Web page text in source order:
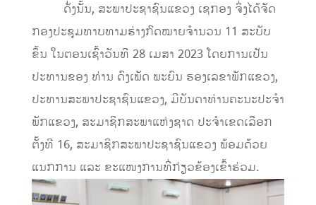
ດັ່ງນັ້ນ, ສະພາປະຊາຊົນແຂວງ ເຊກອງ ຈິ່ງໄດ້ຈັດ
ກອງປະຊຸມທາບທາມຮ່າງກົດໝາຍຈໍານວນ 11 ສະບັບ
ຂຶ້ນ ໃນຕອນເຊົ້າວັນທີ 28 ເມສາ 2023 ໂດຍການເປັນ
ປະທານຂອງ ທ່ານ ດົງເພັດ ພະຍົນ ຮອງເລຂາພັກແຂວງ,
ປະທານສະພາປະຊາຊົນແຂວງ, ມີບັນດາທ່ານຄະນະປະຈໍາ
ພັກແຂວງ, ສະມາຊິກສະພາແຫ່ງຊາດ ປະຈໍາເຂດເລືອກ
ຕັ້ງທີ 16, ສະມາຊິກສະພາປະຊາຊົນແຂວງ ພ້ອມດ້ວຍ
ແນກການ ແລະ ຂະແໜງການທີ່ກ່ຽວຂ້ອງເຂົ້າຮ່ວມ.